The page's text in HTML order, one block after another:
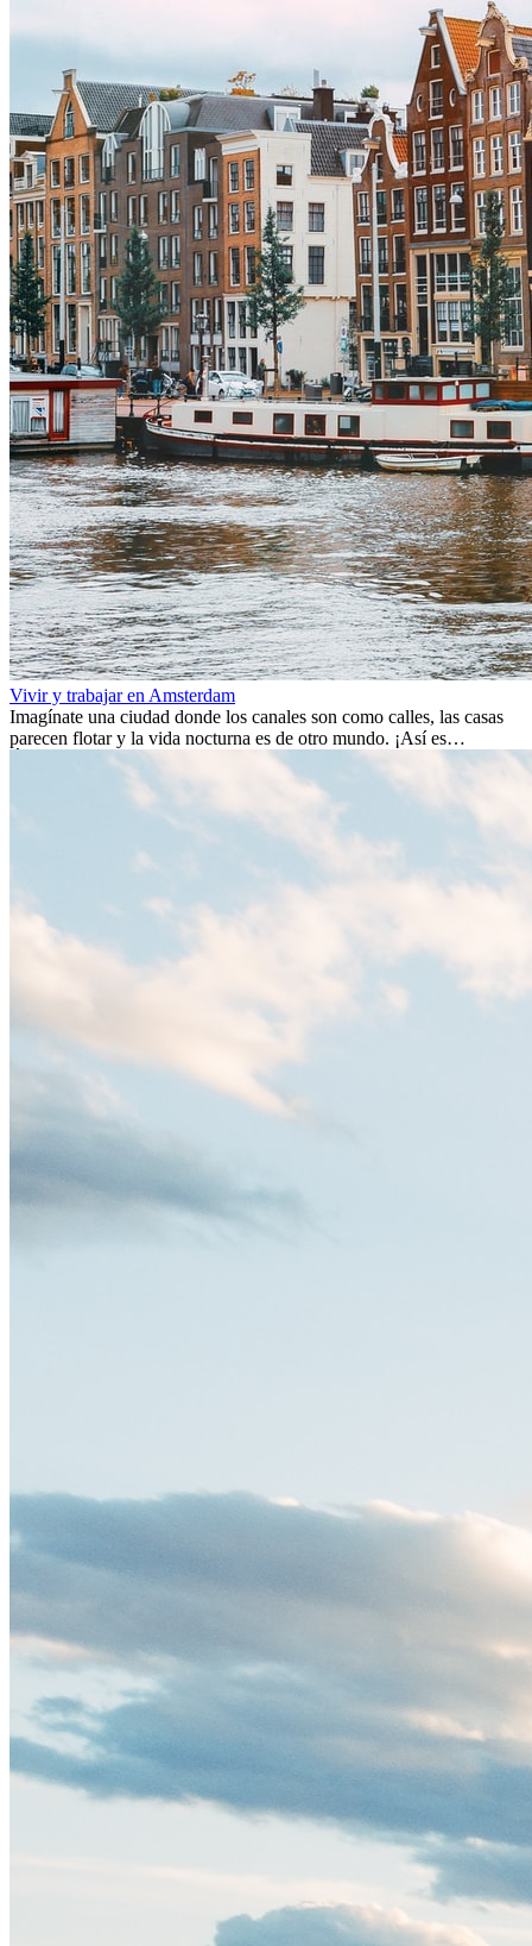
Vivir y trabajar en Amsterdam
Imagínate una ciudad donde los canales son como calles, las casas
parecen flotar y la vida nocturna es de otro mundo. ¡Así es
Ámsterdam! Esta ciudad holandesa, ubicada en el oeste de Europa,
es un verdadero crisol de culturas. Con más de 800.000 habitantes,
entre ellos un montón de extranjeros, aquí encontrarás de todo:
desde tradiciones milenarias hasta las últimas tendencias.